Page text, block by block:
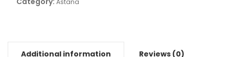
Astana
Additional information Reviews (0)